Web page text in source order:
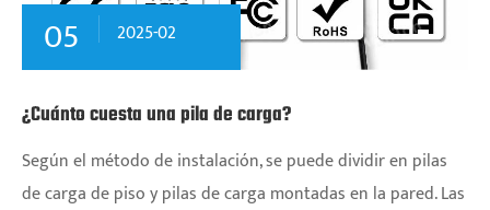
05 2025-02
¿Cuánto cuesta una pila de carga?
Según el método de instalación, se puede dividir en pilas
de carga de piso y pilas de carga montadas en la pared. Las